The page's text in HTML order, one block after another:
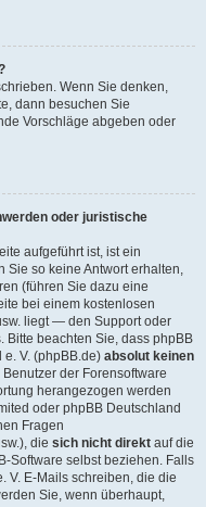
Wenn Sie denken,
dann besuchen Sie
Vorschläge abgeben oder
oder juristische
aufgeführt ist, ist ein
Sie so keine Antwort erhalten,
(führen Sie dazu eine
bei einem kostenlosen
liegt — den Support oder
Bitte beachten Sie, dass phpBB
V. (phpBB.de) absolut keinen
der Forensoftware
herangezogen werden
oder phpBB Deutschland
Fragen
die sich nicht direkt auf die
Software selbst beziehen. Falls
V. E-Mails schreiben, die die
Sie, wenn überhaupt,